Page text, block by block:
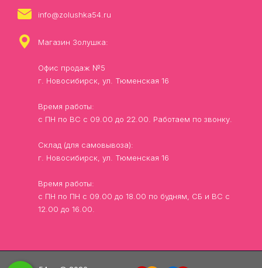
info@zolushka54.ru
Магазин Золушка:
Офис продаж №5
г. Новосибирск, ул. Тюменская 16
Время работы:
с ПН по ВС с 09.00 до 22.00. Работаем по звонку.
Склад (для самовывоза):
г. Новосибирск, ул. Тюменская 16
Время работы:
с ПН по ПН с 09.00 до 18.00 по будням, СБ и ВС с
12.00 до 16.00.